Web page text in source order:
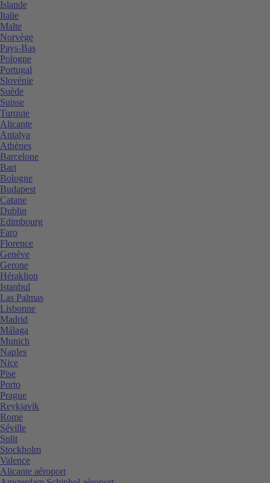
Islande
Italie
Malte
Norvège
Pays-Bas
Pologne
Portugal
Slovénie
Suède
Suisse
Turquie
Alicante
Antalya
Athènes
Barcelone
Bari
Bologne
Budapest
Catane
Dublin
Edimbourg
Faro
Florence
Genève
Gerone
Héraklion
Istanbul
Las Palmas
Lisbonne
Madrid
Málaga
Munich
Naples
Nice
Pise
Porto
Prague
Reykjavik
Rome
Séville
Split
Stockholm
Valence
Alicante aéroport